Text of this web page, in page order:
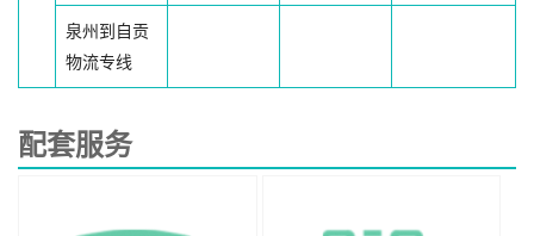
泉州到自贡
物流专线
配套服务